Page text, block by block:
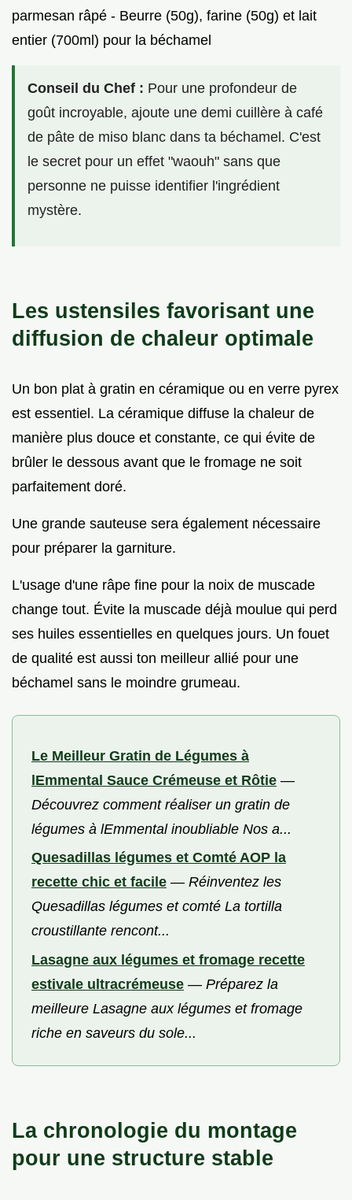
parmesan râpé - Beurre (50g), farine (50g) et lait
entier (700ml) pour la béchamel
Conseil du Chef : Pour une profondeur de
goût incroyable, ajoute une demi cuillère à café
de pâte de miso blanc dans ta béchamel. C'est
le secret pour un effet "waouh" sans que
personne ne puisse identifier l'ingrédient
mystère.
Les ustensiles favorisant une
diffusion de chaleur optimale
Un bon plat à gratin en céramique ou en verre pyrex
est essentiel. La céramique diffuse la chaleur de
manière plus douce et constante, ce qui évite de
brûler le dessous avant que le fromage ne soit
parfaitement doré.
Une grande sauteuse sera également nécessaire
pour préparer la garniture.
L'usage d'une râpe fine pour la noix de muscade
change tout. Évite la muscade déjà moulue qui perd
ses huiles essentielles en quelques jours. Un fouet
de qualité est aussi ton meilleur allié pour une
béchamel sans le moindre grumeau.
Le Meilleur Gratin de Légumes à
lEmmental Sauce Crémeuse et Rôtie —
Découvrez comment réaliser un gratin de
légumes à lEmmental inoubliable Nos a...
Quesadillas légumes et Comté AOP la
recette chic et facile — Réinventez les
Quesadillas légumes et comté La tortilla
croustillante rencont...
Lasagne aux légumes et fromage recette
estivale ultracrémeuse — Préparez la
meilleure Lasagne aux légumes et fromage
riche en saveurs du sole...
La chronologie du montage
pour une structure stable